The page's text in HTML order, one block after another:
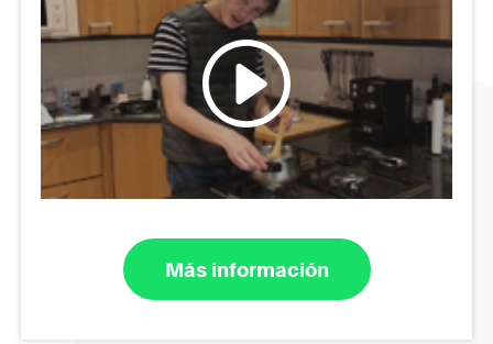
Más información